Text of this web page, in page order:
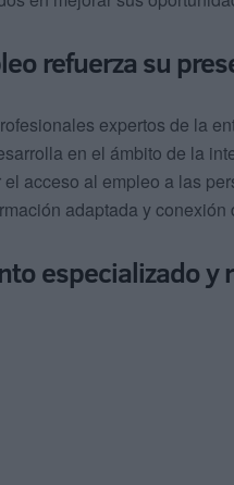
refuerza su
expertos de la
en el ámbito de la
acceso al empleo a las
adaptada y
especializado y